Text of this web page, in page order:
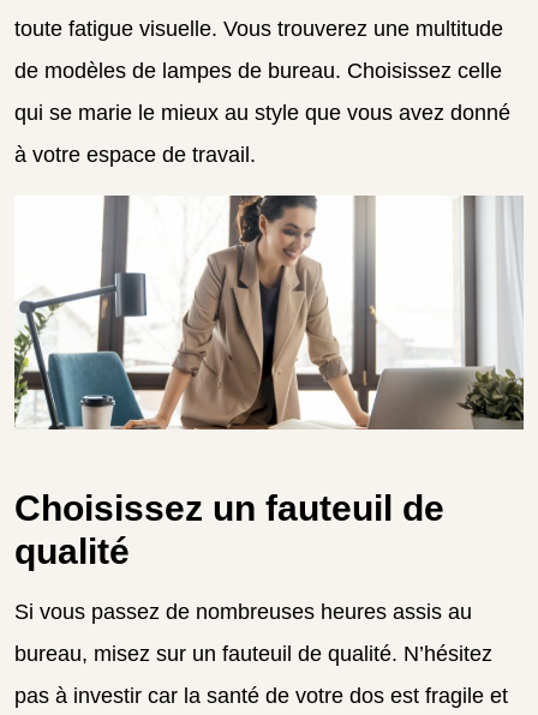
toute fatigue visuelle. Vous trouverez une multitude
de modèles de lampes de bureau. Choisissez celle
qui se marie le mieux au style que vous avez donné
à votre espace de travail.
Choisissez un fauteuil de
qualité
Si vous passez de nombreuses heures assis au
bureau, misez sur un fauteuil de qualité. N’hésitez
pas à investir car la santé de votre dos est fragile et